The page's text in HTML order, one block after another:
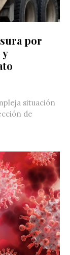
por
situación
de